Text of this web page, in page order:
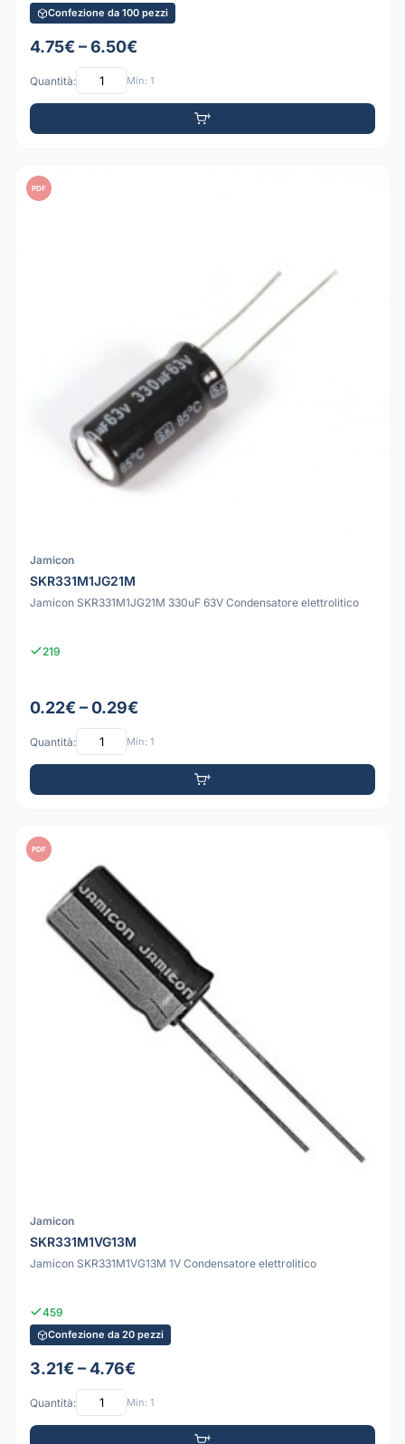
Confezione da 100 pezzi
4.75€ – 6.50€
Quantità: Min: 1
PDF
Jamicon
SKR331M1JG21M
Jamicon SKR331M1JG21M 330uF 63V Condensatore elettrolitico
219
0.22€ – 0.29€
Quantità: Min: 1
PDF
Jamicon
SKR331M1VG13M
Jamicon SKR331M1VG13M 1V Condensatore elettrolitico
459
Confezione da 20 pezzi
3.21€ – 4.76€
Quantità: Min: 1